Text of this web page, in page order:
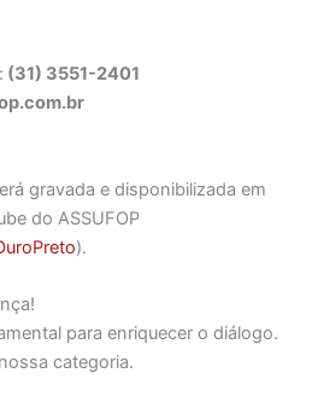
(31) 3551-2401
gravada e disponibilizada em
do ASSUFOP
).
para enriquecer o diálogo.
categoria.